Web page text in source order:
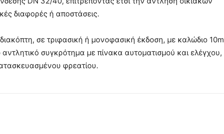
διαφορές ή αποστάσεις.
σε τριφασική ή μονοφασική έκδοση, με καλώδιο 10m
αντλητικό συγκρότημα με πίνακα αυτοματισμού και ελέγχου,
φρεατίου.